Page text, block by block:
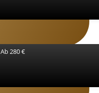
Ab 280 €